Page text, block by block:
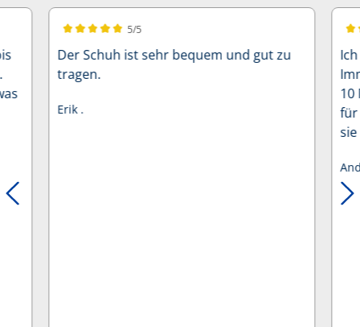
5/5
Der Schuh ist sehr bequem und gut zu
tragen.
Erik .
10
für